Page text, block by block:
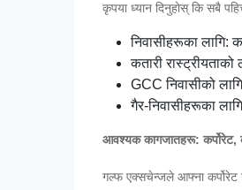
कृपया ध्यान दिनुहोस् कि सबै
निवासीहरूका लागि:
कतारी रास्ट्रीयताको
GCC निवासीको
गैर-निवासीहरूका
आवश्यक कागजातहरू: कर्पोरेट,
गल्फ एक्सचेन्जले आफ्ना कर्पोरेट